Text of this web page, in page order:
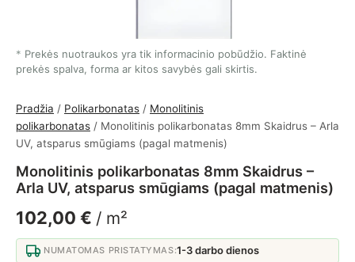
Prekės nuotraukos yra tik informacinio pobūdžio. Faktinė
prekės spalva, forma ar kitos savybės gali skirtis.
Pradžia / Polikarbonatas / Monolitinis
polikarbonatas / Monolitinis polikarbonatas 8mm Skaidrus – Arla
UV, atsparus smūgiams (pagal matmenis)
Monolitinis polikarbonatas 8mm Skaidrus –
Arla UV, atsparus smūgiams (pagal matmenis)
102,00 € / m²
NUMATOMAS PRISTATYMAS:1-3 darbo dienos